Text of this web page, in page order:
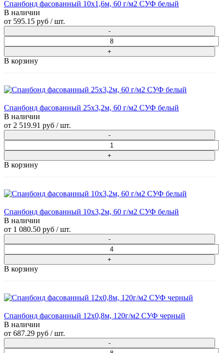
Спанбонд фасованный 10х1,6м, 60 г/м2 СУФ белый
В наличии
от 595.15 руб / шт.
В корзину
Спанбонд фасованный 25х3,2м, 60 г/м2 СУФ белый
В наличии
от 2 519.91 руб / шт.
В корзину
Спанбонд фасованный 10х3,2м, 60 г/м2 СУФ белый
В наличии
от 1 080.50 руб / шт.
В корзину
Спанбонд фасованный 12х0,8м, 120г/м2 СУФ черный
В наличии
от 687.29 руб / шт.